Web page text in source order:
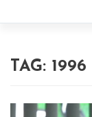
TAG: 1996